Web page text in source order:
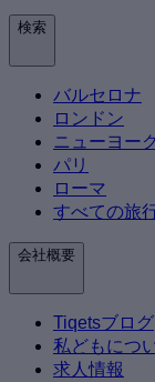
検索
バルセロナ
ロンドン
ニューヨーク
パリ
ローマ
すべての旅
会社概要
Tiqetsブログ
私どもにつ
求人情報